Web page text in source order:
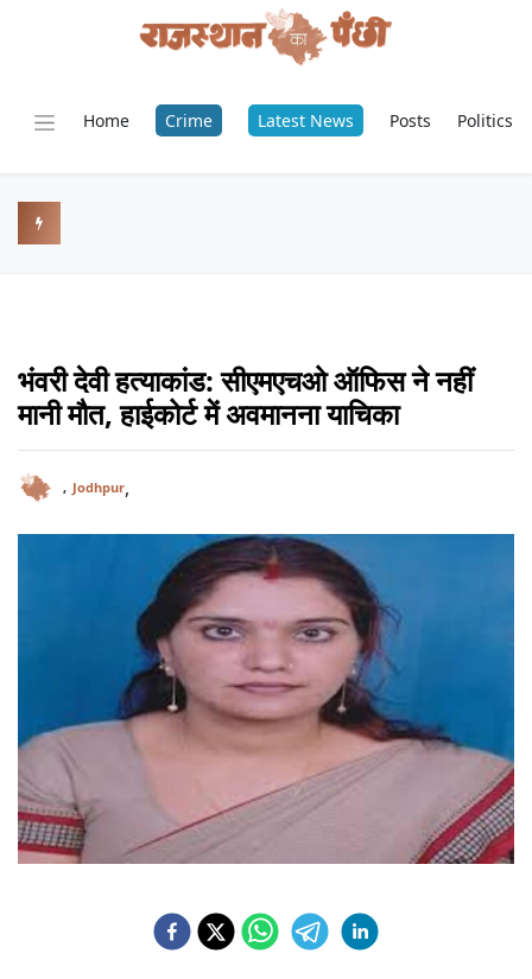
Home Crime Latest News Posts Politics
भंवरी देवी हत्याकांड: सीएमएचओ ऑफिस ने नहीं
मानी मौत, हाईकोर्ट में अवमानना याचिका
, Jodhpur,